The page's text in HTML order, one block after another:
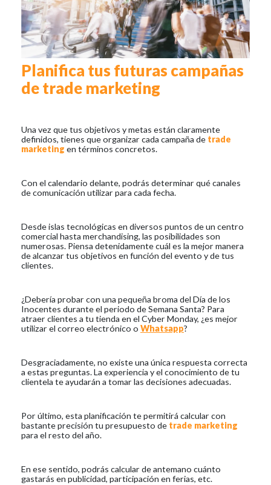
Planifica tus futuras campañas
de trade marketing
Una vez que tus objetivos y metas están claramente
definidos, tienes que organizar cada campaña de trade
marketing en términos concretos.
Con el calendario delante, podrás determinar qué canales
de comunicación utilizar para cada fecha.
Desde islas tecnológicas en diversos puntos de un centro
comercial hasta merchandising, las posibilidades son
numerosas. Piensa detenidamente cuál es la mejor manera
de alcanzar tus objetivos en función del evento y de tus
clientes.
¿Debería probar con una pequeña broma del Día de los
Inocentes durante el periodo de Semana Santa? Para
atraer clientes a tu tienda en el Cyber Monday, ¿es mejor
utilizar el correo electrónico o Whatsapp?
Desgraciadamente, no existe una única respuesta correcta
a estas preguntas. La experiencia y el conocimiento de tu
clientela te ayudarán a tomar las decisiones adecuadas.
Por último, esta planificación te permitirá calcular con
bastante precisión tu presupuesto de trade marketing
para el resto del año.
En ese sentido, podrás calcular de antemano cuánto
gastarás en publicidad, participación en ferias, etc.